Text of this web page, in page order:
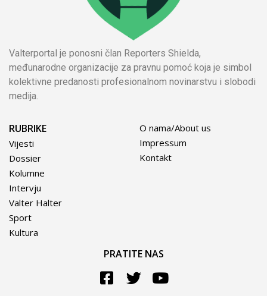
Valterportal je ponosni član Reporters Shielda,
međunarodne organizacije za pravnu pomoć koja je simbol
kolektivne predanosti profesionalnom novinarstvu i slobodi
medija.
RUBRIKE
Vijesti
Dossier
Kolumne
Intervju
Valter Halter
Sport
Kultura
O nama/About us
Impressum
Kontakt
PRATITE NAS